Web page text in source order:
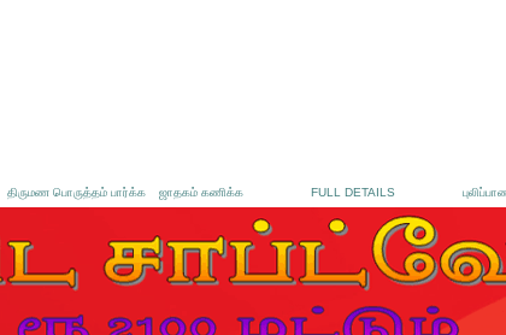
திருமண பொருத்தம் பார்க்க ஜாதகம் கணிக்க FULL DETAILS